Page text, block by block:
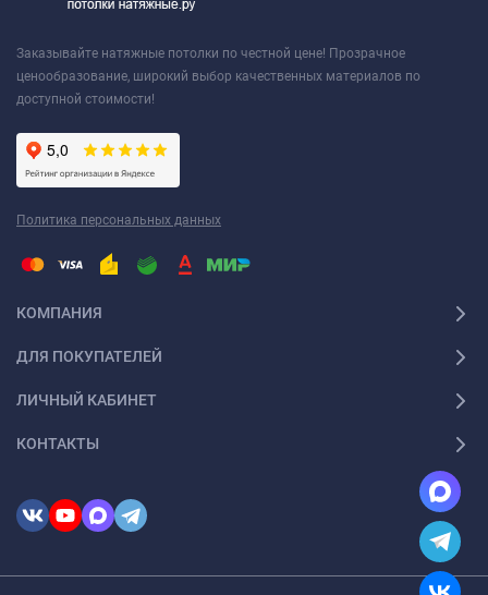
Заказывайте натяжные потолки по честной цене! Прозрачное
ценообразование, широкий выбор качественных материалов по
доступной стоимости!
Политика персональных данных
КОМПАНИЯ
ДЛЯ ПОКУПАТЕЛЕЙ
ЛИЧНЫЙ КАБИНЕТ
КОНТАКТЫ